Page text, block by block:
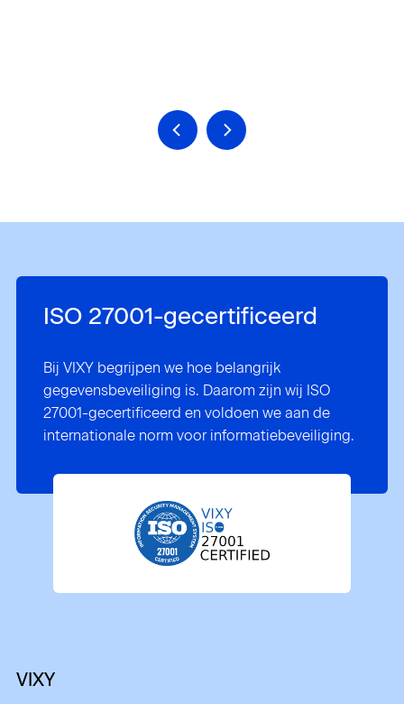
ISO 27001-gecertificeerd
Bij VIXY begrijpen we hoe belangrijk
gegevensbeveiliging is. Daarom zijn wij ISO
27001-gecertificeerd en voldoen we aan de
internationale norm voor informatiebeveiliging.
VIXY